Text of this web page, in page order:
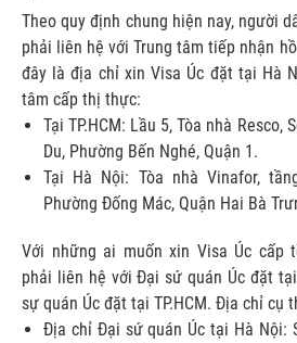
Theo quy định chung hiện nay, người
phải liên hệ với Trung tâm tiếp nhận
đây là địa chỉ xin Visa Úc đặt tại Hà
tâm cấp thị thực:
Tại TP.HCM: Lầu 5, Tòa nhà Resco,
Du, Phường Bến Nghé, Quận 1.
Tại Hà Nội: Tòa nhà Vinafor,
Phường Đống Mác, Quận Hai Bà
Với những ai muốn xin Visa Úc cấp
phải liên hệ với Đại sứ quán Úc đặt
sự quán Úc đặt tại TP.HCM. Địa chỉ cụ
Địa chỉ Đại sứ quán Úc tại Hà Nội: